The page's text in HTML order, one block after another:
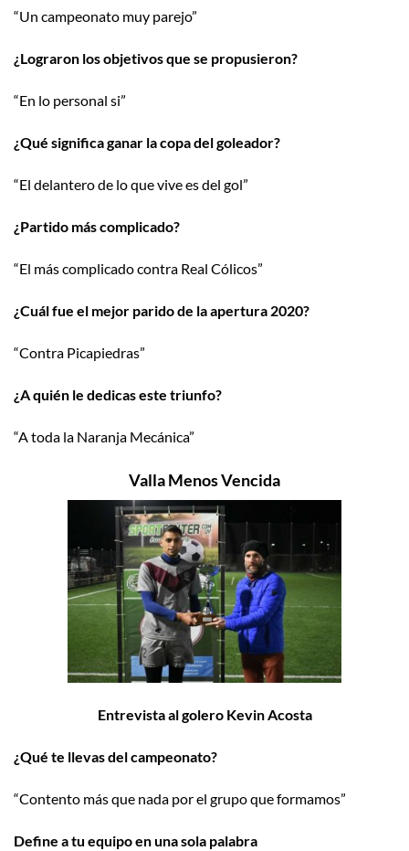
“Un campeonato muy parejo”
¿Lograron los objetivos que se propusieron?
“En lo personal si”
¿Qué significa ganar la copa del goleador?
“El delantero de lo que vive es del gol”
¿Partido más complicado?
“El más complicado contra Real Cólicos”
¿Cuál fue el mejor parido de la apertura 2020?
“Contra Picapiedras”
¿A quién le dedicas este triunfo?
“A toda la Naranja Mecánica”
Valla Menos Vencida
Entrevista al golero Kevin Acosta
¿Qué te llevas del campeonato?
“Contento más que nada por el grupo que formamos”
Define a tu equipo en una sola palabra